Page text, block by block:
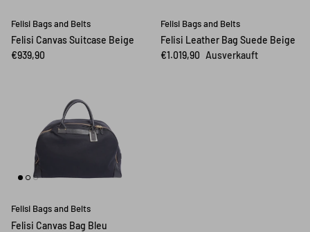
Felisi Bags and Belts
Felisi Canvas Suitcase Beige
€939,90
Felisi Bags and Belts
Felisi Leather Bag Suede Beige
€1.019,90 Ausverkauft
Felisi Bags and Belts
Felisi Canvas Bag Bleu